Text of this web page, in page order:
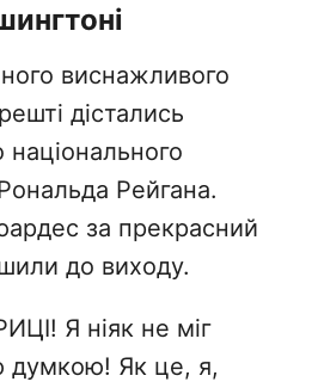
виснажливого
дістались
Рейгана.
за прекрасний
до виходу.
Я ніяк не міг
думкою! Як це, я,